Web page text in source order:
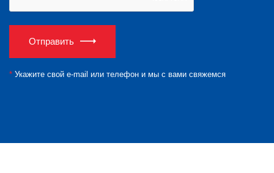
Отправить
* Укажите свой e-mail или телефон и мы с вами свяжемся